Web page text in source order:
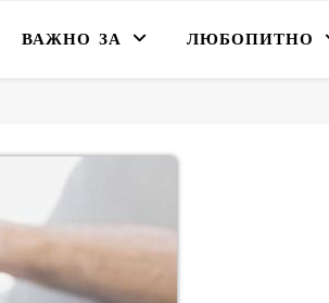
ВАЖНО ЗА ЛЮБОПИТНО